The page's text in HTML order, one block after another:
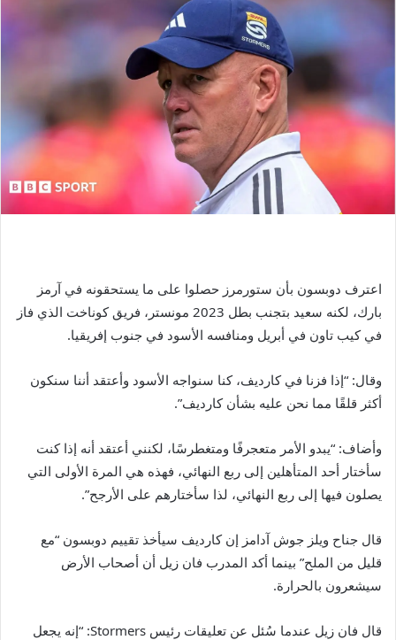
اعترف دوبسون بأن ستورمرز حصلوا على ما يستحقونه في آرمز
بارك، لكنه سعيد بتجنب بطل 2023 مونستر، فريق كوناخت الذي فاز
في كيب تاون في أبريل ومنافسه الأسود في جنوب إفريقيا.
وقال: “إذا فزنا في كارديف، كنا سنواجه الأسود وأعتقد أننا سنكون
أكثر قلقًا مما نحن عليه بشأن كارديف”.
وأضاف: “يبدو الأمر متعجرفًا ومتغطرسًا، لكنني أعتقد أنه إذا كنت
سأختار أحد المتأهلين إلى ربع النهائي، فهذه هي المرة الأولى التي
يصلون فيها إلى ربع النهائي، لذا سأختارهم على الأرجح”.
قال جناح ويلز جوش آدامز إن كارديف سيأخذ تقييم دوبسون “مع
قليل من الملح” بينما أكد المدرب فان زيل أن أصحاب الأرض
سيشعرون بالحرارة.
قال فان زيل عندما سُئل عن تعليقات رئيس Stormers: “إنه يجعل